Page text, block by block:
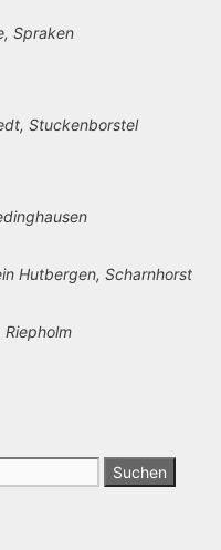
Spraken
Stuckenborstel
Hutbergen, Scharnhorst